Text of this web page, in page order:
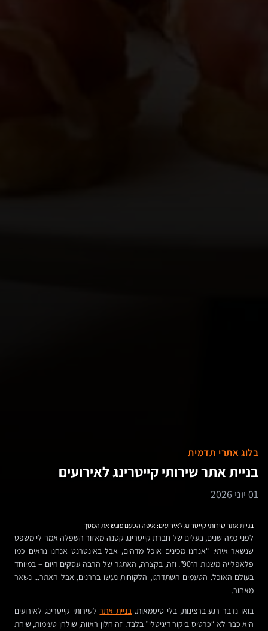
בלוג אתרי תדמית
בניית אתר שירותי קייטרינג לאירועים
01 יוני 2026
בניית אתר שירותי קייטרינג לאירועים: איפה הטעם פוגש את המסך
לפני כמה שנים, בעלים של חברת קייטרינג קטנה מאזור השפלה אמר לי משפט
שנשאר איתי: “אנחנו מכינים אוכל מדהים, אבל באינטרנט אנחנו נראים כמו
פלאפלייה משנות ה־90”. וזה, בקצרה, האתגר של הרבה עסקים היום – במיוחד
בעולם האוכל. הטעמים השתדרגו, הלקוחות נעשו בררנים, אבל האתר... נשאר
מאחור.
בואו נדבר רגע ברצינות, בלי סיסמאות. בניית אתרלשירותי קייטרינג לאירועים
היא כבר לא “כרטיס ביקור דיגיטלי” בלבד. זה חלון ראווה, שולחן טעימות, שיחת